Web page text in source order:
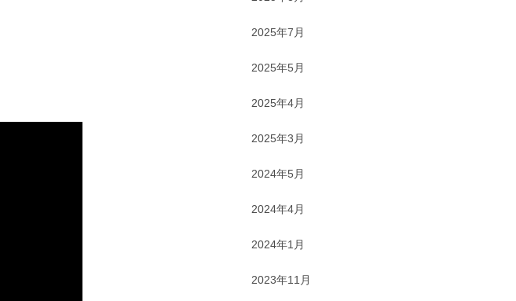
2025年7月
2025年5月
2025年4月
2025年3月
2024年5月
2024年4月
2024年1月
2023年11月